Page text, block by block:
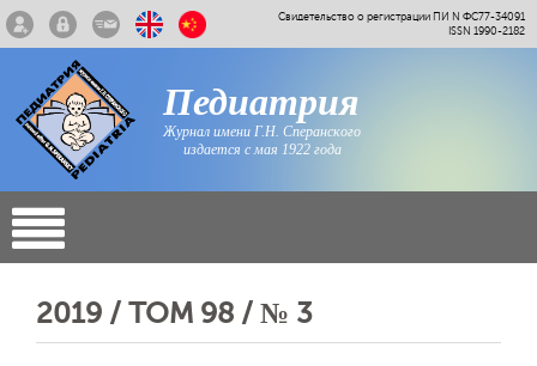
Свидетельство о регистрации ПИ N ФС77-34091
ISSN 1990-2182
Педиатрия
Журнал имени Г.Н. Сперанского
издается с мая 1922 года
2019 / ТОМ 98 / № 3